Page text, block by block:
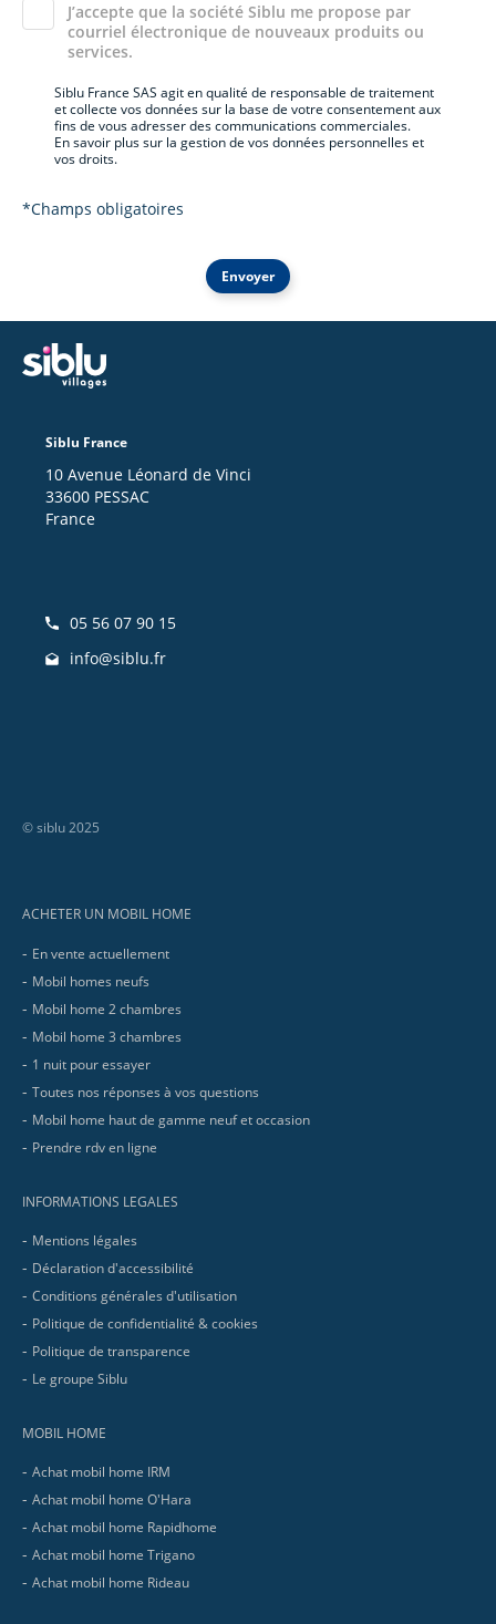
J’accepte que la société Siblu me propose par
courriel électronique de nouveaux produits ou
services.
Siblu France SAS agit en qualité de responsable de traitement
et collecte vos données sur la base de votre consentement aux
fins de vous adresser des communications commerciales.
En savoir plus sur la gestion de vos données personnelles et
vos droits.
*Champs obligatoires
Envoyer
Siblu France
10 Avenue Léonard de Vinci
33600 PESSAC
France
05 56 07 90 15
info@siblu.fr
© siblu 2025
ACHETER UN MOBIL HOME
En vente actuellement
Mobil homes neufs
Mobil home 2 chambres
Mobil home 3 chambres
1 nuit pour essayer
Toutes nos réponses à vos questions
Mobil home haut de gamme neuf et occasion
Prendre rdv en ligne
INFORMATIONS LEGALES
Mentions légales
Déclaration d'accessibilité
Conditions générales d'utilisation
Politique de confidentialité & cookies
Politique de transparence
Le groupe Siblu
MOBIL HOME
Achat mobil home IRM
Achat mobil home O'Hara
Achat mobil home Rapidhome
Achat mobil home Trigano
Achat mobil home Rideau